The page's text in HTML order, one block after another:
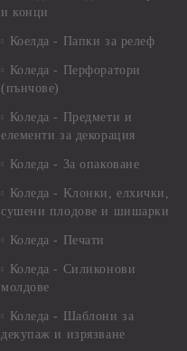
и конци
Коелда - Папки за релеф
Коледа - Перфоратори
(пънчове)
Коледа - Предмети и
елементи за декорация
Коледа - За опаковане
Коледа - Kлонки, елхички,
сушени плодове и шишарки
Коледа - Печати
Коледа - Силиконови
молдове
Коледа - Шаблони за
декупаж и изрязване